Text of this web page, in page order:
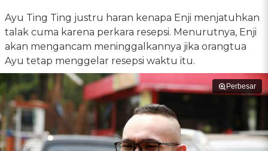
Ayu Ting Ting justru haran kenapa Enji menjatuhkan
talak cuma karena perkara resepsi. Menurutnya, Enji
akan mengancam meninggalkannya jika orangtua
Ayu tetap menggelar resepsi waktu itu.
Perbesar